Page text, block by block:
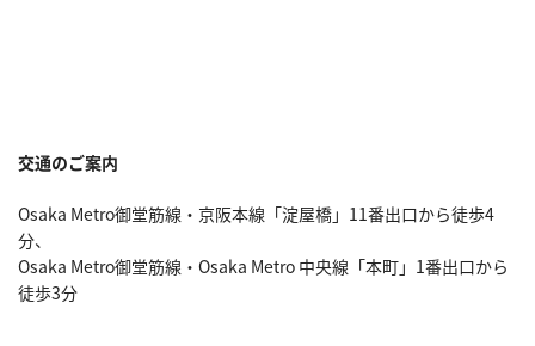
交通のご案内
Osaka Metro御堂筋線・京阪本線「淀屋橋」11番出口から徒歩4
分、
Osaka Metro御堂筋線・Osaka Metro 中央線「本町」1番出口から
徒歩3分